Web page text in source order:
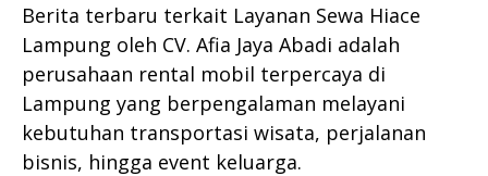
Berita terbaru terkait Layanan Sewa Hiace
Lampung oleh CV. Afia Jaya Abadi adalah
perusahaan rental mobil terpercaya di
Lampung yang berpengalaman melayani
kebutuhan transportasi wisata, perjalanan
bisnis, hingga event keluarga.